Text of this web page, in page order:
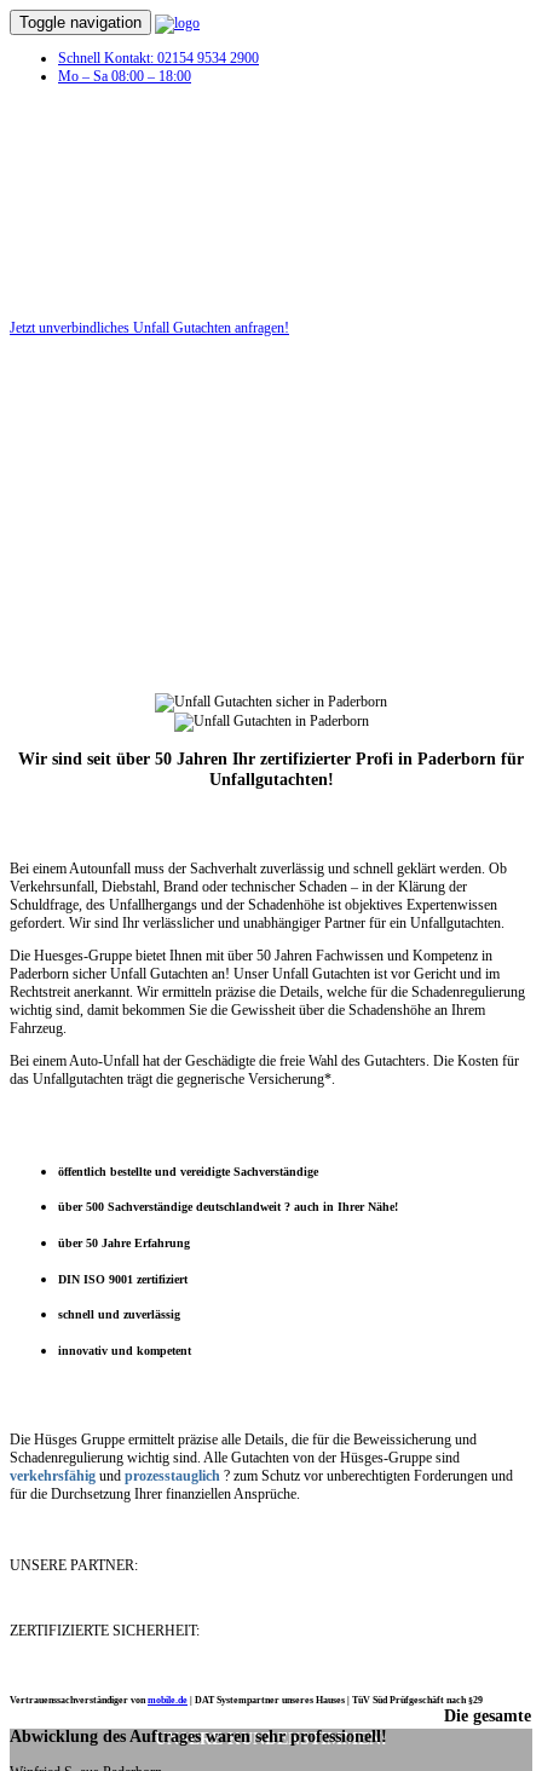
Toggle navigation
Schnell Kontakt: 02154 9534 2900
Mo – Sa 08:00 – 18:00
Jetzt unverbindliches Unfall Gutachten anfragen!
Wir sind seit über 50 Jahren Ihr zertifizierter Profi in Paderborn für
Unfallgutachten!
Bei einem Autounfall muss der Sachverhalt zuverlässig und schnell geklärt werden. Ob
Verkehrsunfall, Diebstahl, Brand oder technischer Schaden – in der Klärung der
Schuldfrage, des Unfallhergangs und der Schadenhöhe ist objektives Expertenwissen
gefordert. Wir sind Ihr verlässlicher und unabhängiger Partner für ein Unfallgutachten.
Die Huesges-Gruppe bietet Ihnen mit über 50 Jahren Fachwissen und Kompetenz in
Paderborn sicher Unfall Gutachten an! Unser Unfall Gutachten ist vor Gericht und im
Rechtstreit anerkannt. Wir ermitteln präzise die Details, welche für die Schadenregulierung
wichtig sind, damit bekommen Sie die Gewissheit über die Schadenshöhe an Ihrem
Fahrzeug.
Bei einem Auto-Unfall hat der Geschädigte die freie Wahl des Gutachters. Die Kosten für
das Unfallgutachten trägt die gegnerische Versicherung*.
öffentlich bestellte und vereidigte Sachverständige
über 500 Sachverständige deutschlandweit ? auch in Ihrer Nähe!
über 50 Jahre Erfahrung
DIN ISO 9001 zertifiziert
schnell und zuverlässig
innovativ und kompetent
Die Hüsges Gruppe ermittelt präzise alle Details, die für die Beweissicherung und
Schadenregulierung wichtig sind. Alle Gutachten von der Hüsges-Gruppe sind
verkehrsfähig und prozesstauglich ? zum Schutz vor unberechtigten Forderungen und
für die Durchsetzung Ihrer finanziellen Ansprüche.
UNSERE PARTNER:
ZERTIFIZIERTE SICHERHEIT:
Vertrauenssachverständiger vonmobile.de DAT Systempartner unseres Hauses | TüV Süd Prüfgeschäft nach §29
UNSERE KUNDENSTIMMEN:
Die gesamte
Abwicklung des Auftrages waren sehr professionell!